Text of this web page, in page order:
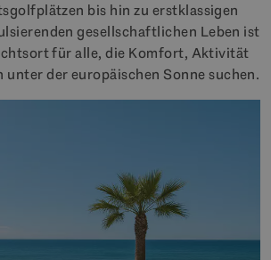
bis hin zu erstklassigen
gesellschaftlichen Leben ist
für alle, die Komfort, Aktivität
der europäischen Sonne suchen.